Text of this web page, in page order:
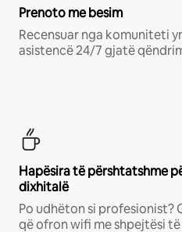
Prenoto me besim
Recensuar nga komuniteti
asistencë 24/7 gjatë
Hapësira të përshtatshme
dixhitalë
Po udhëton si
që ofron wifi me shpejtësi